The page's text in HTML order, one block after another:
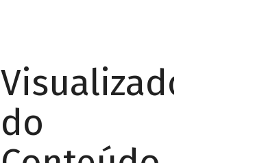
Visualizador
do